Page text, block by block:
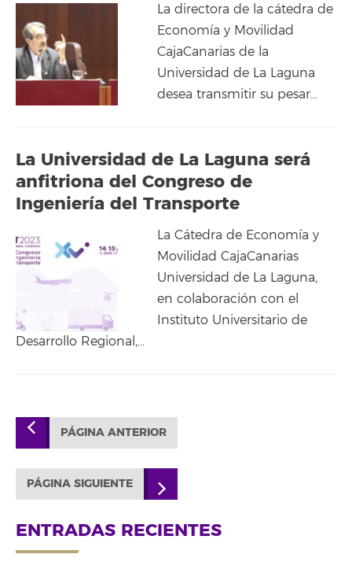
La directora de la cátedra de
Economía y Movilidad
CajaCanarias de la
Universidad de La Laguna
desea transmitir su pesar…
La Universidad de La Laguna será
anfitriona del Congreso de
Ingeniería del Transporte
La Cátedra de Economía y
Movilidad CajaCanarias
Universidad de La Laguna,
en colaboración con el
Instituto Universitario de
Desarrollo Regional,…
PÁGINA ANTERIOR
PÁGINA SIGUIENTE
ENTRADAS RECIENTES